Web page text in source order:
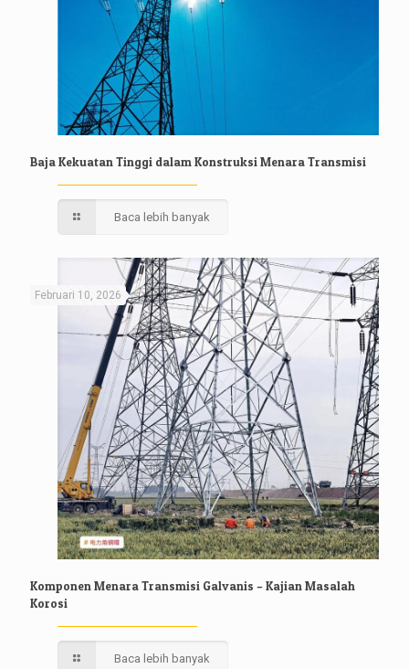
Baja Kekuatan Tinggi dalam Konstruksi Menara Transmisi
Baca lebih banyak
Februari 10, 2026
Komponen Menara Transmisi Galvanis – Kajian Masalah
Korosi
Baca lebih banyak